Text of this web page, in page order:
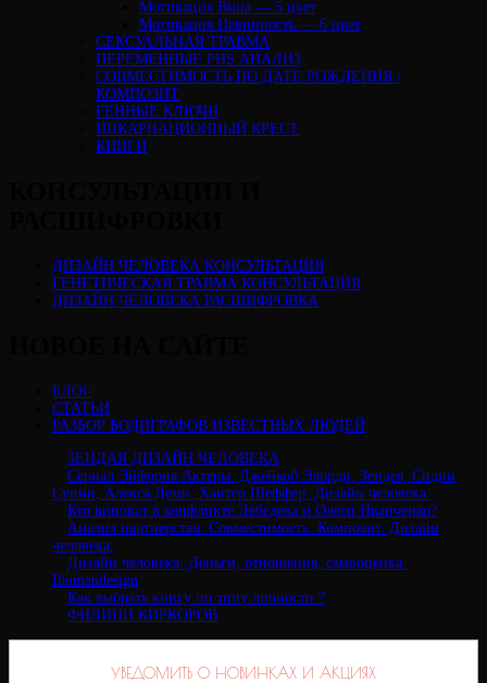
Мотивация Вина — 5 цвет
Мотивация Невинность — 6 цвет
СЕКСУАЛЬНАЯ ТРАВМА
ПЕРЕМЕННЫЕ PHS АНАЛИЗ
CОВМЕСТИМОСТЬ ПО ДАТЕ РОЖДЕНИЯ /
КОМПОЗИТ
ГЕННЫЕ КЛЮЧИ
ИНКАРНАЦИОННЫЙ КРЕСТ
КНИГИ
ДИЗАЙН ЧЕЛОВЕКА КОНСУЛЬТАЦИЯ
ГЕНЕТИЧЕСКАЯ ТРАВМА КОНСУЛЬТАЦИЯ
ДИЗАЙН ЧЕЛОВЕКА РАСШИФРОВКА
БЛОГ
СТАТЬИ
РАЗБОР БОДИГРАФОВ ИЗВЕСТНЫХ ЛЮДЕЙ
ЗЕНДАЯ ДИЗАЙН ЧЕЛОВЕКА
Сериал Эйфория Актеры: Джейкоб Элорди, Зендея, Сидни
Суини, Алекса Деми, Хантер Шеффер. Дизайн человека.
Кто виноват в конфликте Лебедева и Олеси Иванченко?
Анализ партнерства. Совместимость. Композит. Дизайн
человека.
Дизайн человека: Деньги, отношения, самооценка.
Ihumandesign
Как выбрать книгу по типу личности ?
ФИЛИПП КИРКОРОВ
УВЕДОМИТЬ О НОВИНКАХ И АКЦИЯХ